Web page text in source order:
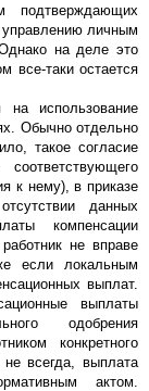
подтверждающих
управлению личным
на деле это
все-таки остается
на использование
Обычно отдельно
такое согласие
к нему), в приказе
данных
компенсации
не вправе
если локальным
выплат.
выплаты
одобрения
конкретного
всегда, выплата
актом.